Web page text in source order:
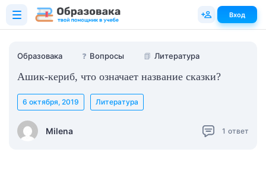
Образовака ❓ Вопросы 📗 Литература
Ашик-кериб, что означает название сказки?
Milena
6 октября, 2019 Литература
1 ответ
Вход